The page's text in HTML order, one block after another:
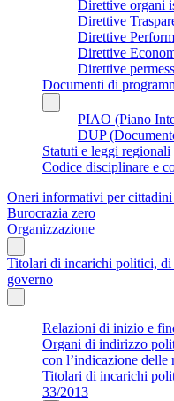
Direttive organi
Direttive
Direttive
Direttive
Direttive
Documenti di
PIAO (Piano
DUP
Statuti e leggi regionali
Codice disciplinare e
Oneri informativi per cittadini
Burocrazia zero
Organizzazione
Titolari di incarichi politici, di
governo
Relazioni di inizio e
Organi di indirizzo
con l’indicazione delle
Titolari di incarichi
33/2013